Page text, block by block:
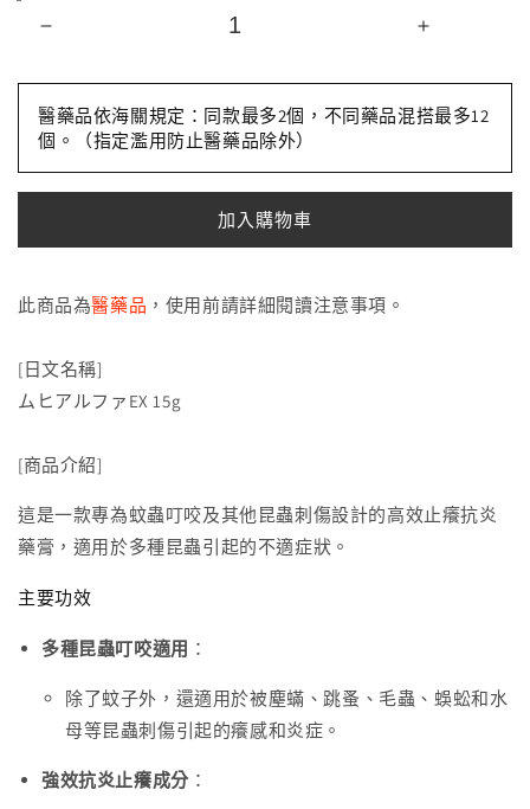
模
範
MUHI
比
止
膏
阿
法
加
強
版
定
2
藥
模
MUHI
比
加
2
醫藥品依海關規定：同款最多2個，不同藥品混搭最多12
個。（指定濫用防止醫藥品除外）
加入購物車
此商品為醫藥品 ，使用前請詳細閱讀注意事項。
[日文名稱]
ムヒアルファEX 15g
[商品介紹]
這是一款專為蚊蟲叮咬及其他昆蟲刺傷設計的高效止癢抗炎
藥膏，適用於多種昆蟲引起的不適症狀。
主要功效
多種昆蟲叮咬適用 ：
除了蚊子外，還適用於被塵蟎、跳蚤、毛蟲、蜈蚣和水
母等昆蟲刺傷引起的癢感和炎症。
強效抗炎止癢成分 ：